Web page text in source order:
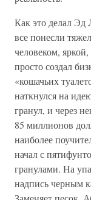
Как это делал Эд
все понесли
человеком,
просто создал
«кошачьих
наткнулся на
гранул, и через
85 миллионов
наиболее
начал с
гранулами. На
надпись черным